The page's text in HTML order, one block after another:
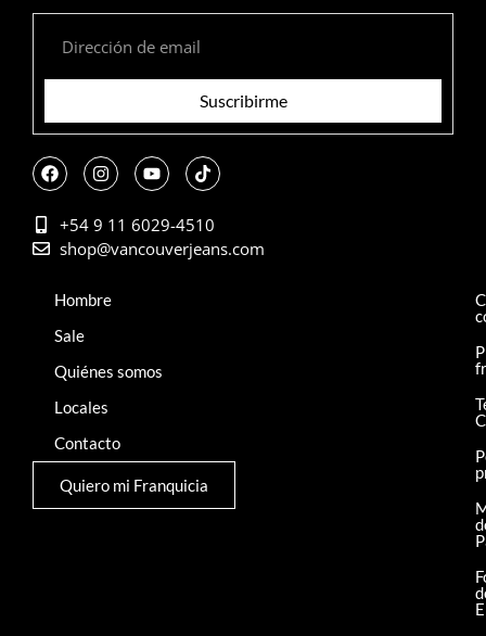
Suscribirme
+54 9 11 6029-4510
shop@vancouverjeans.com
Hombre
Sale
Quiénes somos
Locales
Contacto
Quiero mi Franquicia